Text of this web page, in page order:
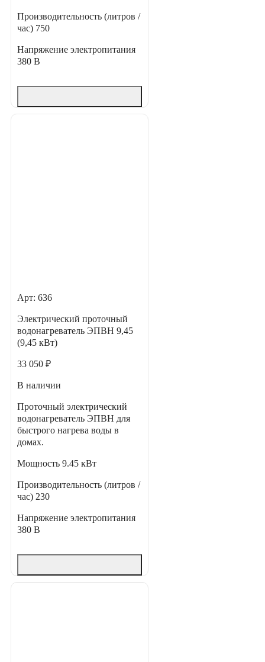
Производительность (литров /
час) 750
Напряжение электропитания
380 В
Арт: 636
Электрический проточный
водонагреватель ЭПВН 9,45
(9,45 кВт)
33 050 ₽
В наличии
Проточный электрический
водонагреватель ЭПВН для
быстрого нагрева воды в
домах.
Мощность 9.45 кВт
Производительность (литров /
час) 230
Напряжение электропитания
380 В